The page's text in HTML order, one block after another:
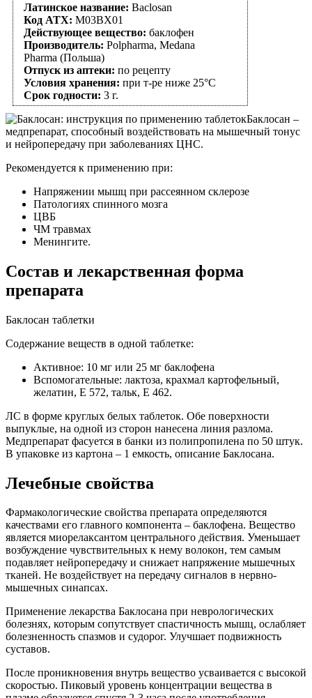
Латинское название: Baclosan
Код АТХ: M03BX01
Действующее вещество: баклофен
Производитель: Polpharma, Medana
Pharma (Польша)
Отпуск из аптеки: по рецепту
Условия хранения: при т-ре ниже 25°C
Срок годности: 3 г.
Баклосан –
медпрепарат, способный воздействовать на мышечный тонус
и нейропередачу при заболеваниях ЦНС.
Рекомендуется к применению при:
Напряжении мышц при рассеянном склерозе
Патологиях спинного мозга
ЦВБ
ЧМ травмах
Менингите.
Состав и лекарственная форма
препарата
Баклосан таблетки
Содержание веществ в одной таблетке:
Активное: 10 мг или 25 мг баклофена
Вспомогательные: лактоза, крахмал картофельный,
желатин, Е 572, тальк, Е 462.
ЛС в форме круглых белых таблеток. Обе поверхности
выпуклые, на одной из сторон нанесена линия разлома.
Медпрепарат фасуется в банки из полипропилена по 50 штук.
В упаковке из картона – 1 емкость, описание Баклосана.
Лечебные свойства
Фармакологические свойства препарата определяются
качествами его главного компонента – баклофена. Вещество
является миорелаксантом центрального действия. Уменьшает
возбуждение чувствительных к нему волокон, тем самым
подавляет нейропередачу и снижает напряжение мышечных
тканей. Не воздействует на передачу сигналов в нервно-
мышечных синапсах.
Применение лекарства Баклосана при неврологических
болезнях, которым сопутствует спастичность мышц, ослабляет
болезненность спазмов и судорог. Улучшает подвижность
суставов.
После проникновения внутрь вещество усваивается с высокой
скоростью. Пиковый уровень концентрации вещества в